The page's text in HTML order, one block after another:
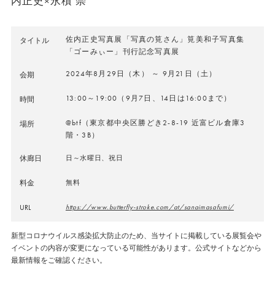
タイトル
佐内正史写真展「写真の筧さん」筧美和子写真集
「ゴーみぃー」刊行記念写真展
会期 2024年8月29日（木） ～ 9月21日（土）
時間 13:00～19:00（9月7日、14日は16:00まで）
場所
@btf（東京都中央区勝どき2-8-19 近富ビル倉庫3
階・3B）
休廊日 日～水曜日、祝日
料金 無料
URL https://www.butterfly-stroke.com/at/sanaimasafumi/
新型コロナウイルス感染拡大防止のため、当サイトに掲載している展覧会や
イベントの内容が変更になっている可能性があります。公式サイトなどから
最新情報をご確認ください。